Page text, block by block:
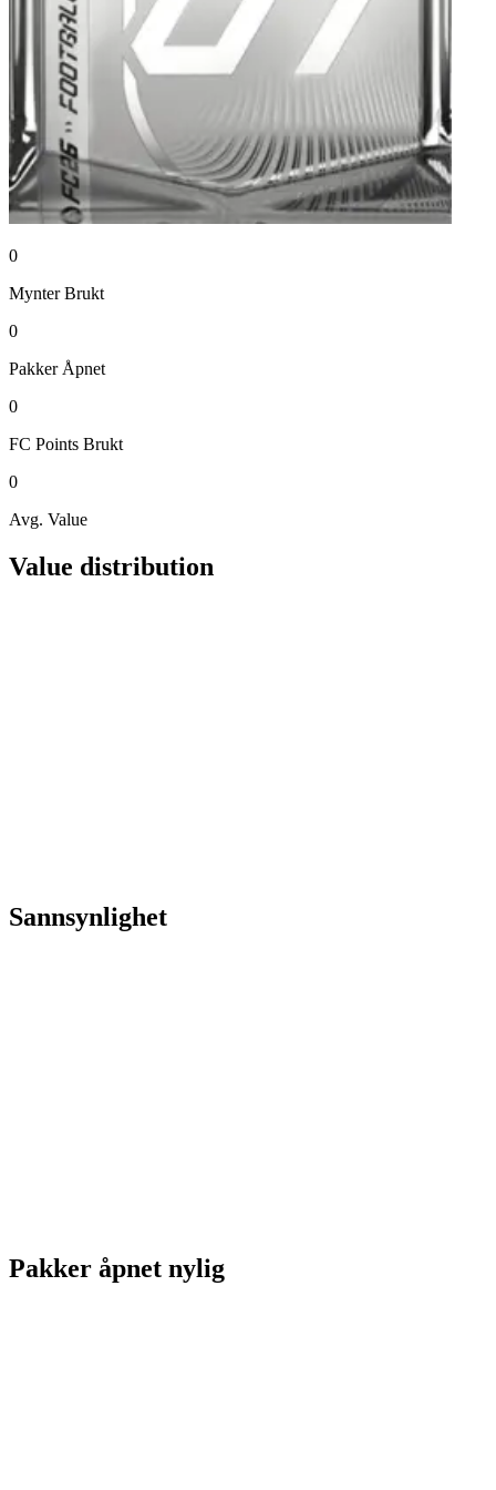
0
Mynter Brukt
0
Pakker Åpnet
0
FC Points Brukt
0
Avg. Value
Value distribution
Sannsynlighet
Pakker åpnet nylig